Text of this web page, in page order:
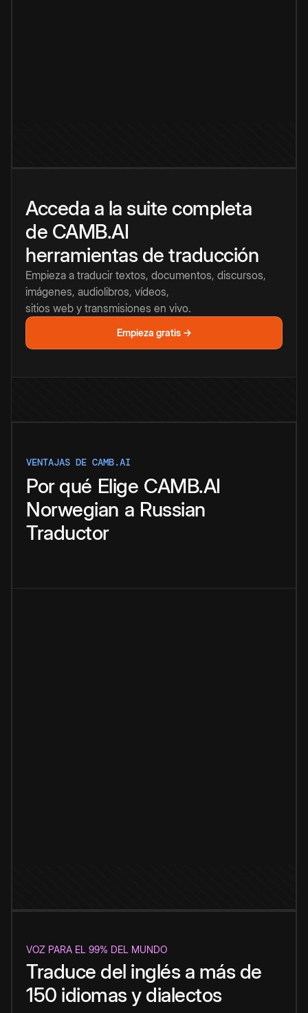
Acceda a la suite completa
de CAMB.AI
herramientas de traducción
Empieza a traducir textos, documentos, discursos,
imágenes, audiolibros, vídeos,
sitios web y transmisiones en vivo.
Empieza gratis →
VENTAJAS DE CAMB.AI
Por qué Elige CAMB.AI
Norwegian a Russian
Traductor
VOZ PARA EL 99% DEL MUNDO
Traduce del inglés a más de
150 idiomas y dialectos